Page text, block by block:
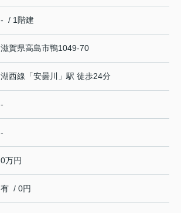
- / 1階建
滋賀県高島市鴨1049-70
湖西線 「安曇川 」駅 徒歩24分
-
-
0万円
有 / 0円